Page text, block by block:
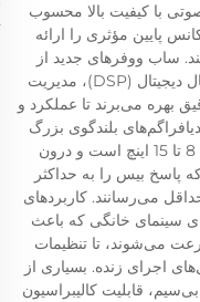
با کیفیت بالا محسوب
پایین مؤثری را ارائه
ساب ووفرهای جدید از
فناوری‌های پیشرفته‌ای مانند پردازش سیگنال دیجیتال (DSP)، مدیریت
بهره می‌برند تا عملکرد و
بلندگوی بزرگ
استفاده می‌کنند که قطر آن‌ها معمولاً بین 8 تا 15 اینچ است و درون
پاسخ بیس را به حداکثر
می‌رسانند. کاربردهای
سینمای خانگی که باعث
می‌شوند، تا تنظیمات
اجرای زنده. بسیاری از
قابلیت کالیبراسیون